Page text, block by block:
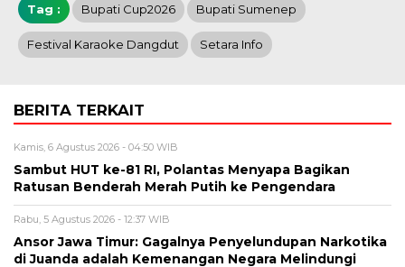
Tag : Bupati Cup2026 Bupati Sumenep
Festival Karaoke Dangdut Setara Info
BERITA TERKAIT
Kamis, 6 Agustus 2026 - 04:50 WIB
Sambut HUT ke-81 RI, Polantas Menyapa Bagikan
Ratusan Benderah Merah Putih ke Pengendara
Rabu, 5 Agustus 2026 - 12:37 WIB
Ansor Jawa Timur: Gagalnya Penyelundupan Narkotika
di Juanda adalah Kemenangan Negara Melindungi